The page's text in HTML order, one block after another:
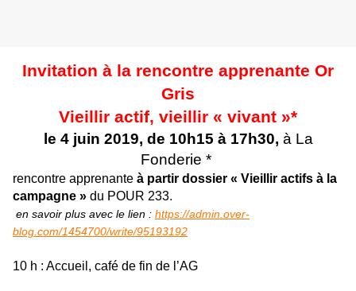
Invitation à la rencontre apprenante Or
Gris
Vieillir actif, vieillir « vivant »*
le 4 juin 2019, de 10h15 à 17h30, à La
Fonderie *
rencontre apprenante à partir dossier « Vieillir actifs à la
campagne » du POUR 233.
en savoir plus avec le lien : https://admin.over-
blog.com/1454700/write/95193192
10 h : Accueil, café de fin de l’AG